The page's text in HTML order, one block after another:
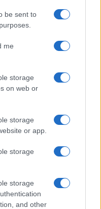
be sent to
me
storage
on web or
storage
or app.
storage
storage
and other
ad Assisi: il richiamo